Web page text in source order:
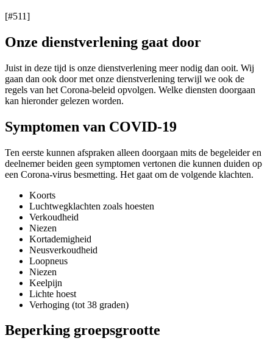
[#511]
Onze dienstverlening gaat door
Juist in deze tijd is onze dienstverlening meer nodig dan ooit. Wij
gaan dan ook door met onze dienstverlening terwijl we ook de
regels van het Corona-beleid opvolgen. Welke diensten doorgaan
kan hieronder gelezen worden.
Symptomen van COVID-19
Ten eerste kunnen afspraken alleen doorgaan mits de begeleider en
deelnemer beiden geen symptomen vertonen die kunnen duiden op
een Corona-virus besmetting. Het gaat om de volgende klachten.
Koorts
Luchtwegklachten zoals hoesten
Verkoudheid
Niezen
Kortademigheid
Neusverkoudheid
Loopneus
Niezen
Keelpijn
Lichte hoest
Verhoging (tot 38 graden)
Beperking groepsgrootte